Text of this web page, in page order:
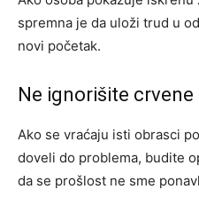
spremna je da uloži trud u
novi početak.
Ne ignorišite crvene
Ako se vraćaju isti obrasci
doveli do problema, budite
da se prošlost ne sme